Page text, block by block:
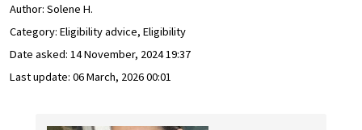
Author: Solene H.
Category: Eligibility advice, Eligibility
Date asked: 14 November, 2024 19:37
Last update: 06 March, 2026 00:01